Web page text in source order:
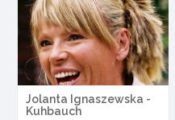
Jolanta Ignaszewska -
Kuhbauch